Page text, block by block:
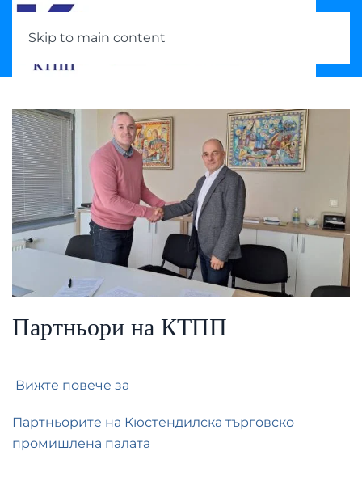
Skip to main content
Партньори на КТПП
Вижте повече за
Партньорите на Кюстендилска търговско
промишлена палата